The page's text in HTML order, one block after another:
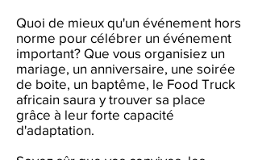
Quoi de mieux qu'un événement hors
norme pour célébrer un événement
important? Que vous organisiez un
mariage, un anniversaire, une soirée
de boite, un baptême, le Food Truck
africain saura y trouver sa place
grâce à leur forte capacité
d'adaptation.